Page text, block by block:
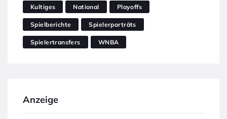
Kultiges National Playoffs
Spielberichte Spielerporträts
Spielertransfers WNBA
Anzeige